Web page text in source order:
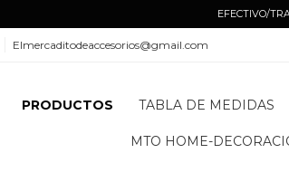
EFECTIVO/
Elmercaditodeaccesorios@gmail.com
PRODUCTOS TABLA DE MEDIDAS
MTO HOME-